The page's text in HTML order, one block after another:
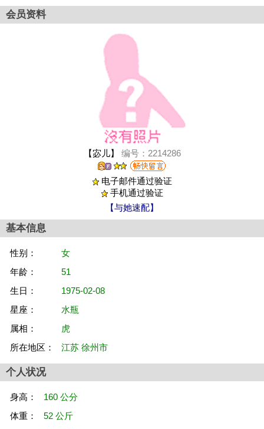
会员资料
【宓儿】 编号：2214286
电子邮件通过验证
手机通过验证
【与她速配】
基本信息
性别：
女
年龄：
51
生日：
1975-02-08
星座：
水瓶
属相：
虎
所在地区：
江苏 徐州市
个人状况
身高：
160 公分
体重：
52 公斤